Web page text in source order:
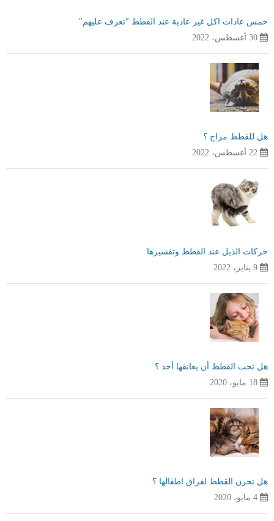
خمس عادات اكل غير عادية عند القطط "تعرف عليهم"
30 أغسطس، 2022
هل للقطط مزاج ؟
22 أغسطس، 2022
حركات الذيل عند القطط وتفسيرها
9 يناير، 2022
هل تحب القطط أن يعانقها أحد ؟
18 مايو، 2020
هل تحزن القطط لفراق اطفالها ؟
4 مايو، 2020